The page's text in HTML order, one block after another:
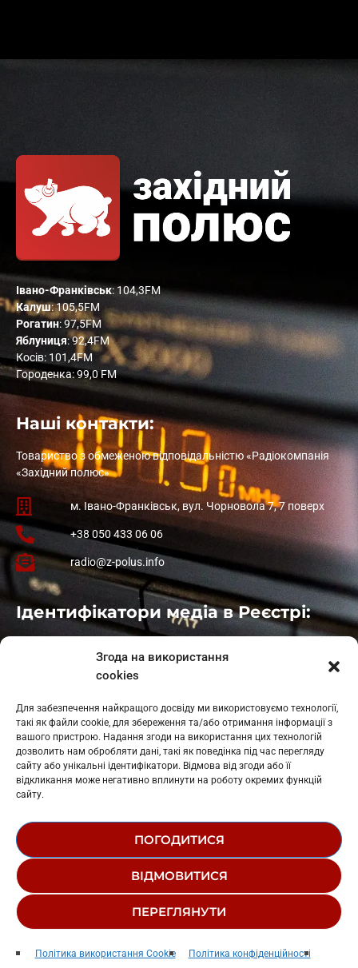
Згода на використання
cookies
Для забезпечення найкращого досвіду ми використовуємо технології,
такі як файли cookie, для збереження та/або отримання інформації з
вашого пристрою. Надання згоди на використання цих технологій
дозволить нам обробляти дані, такі як поведінка під час перегляду
сайту або унікальні ідентифікатори. Відмова від згоди або її
відкликання може негативно вплинути на роботу окремих функцій
сайту.
ПОГОДИТИСЯ
ВІДМОВИТИСЯ
ПЕРЕГЛЯНУТИ
Політика використання Cookie Політика конфіденційності
play_arrow
Івано-Франківськ: 104,3FM
Калуш: 105,5FM
Рогатин: 97,5FM
Яблуниця: 92,4FM
Косів: 101,4FM
Городенка: 99,0 FM
Наші контакти:
Товариство з обмеженою відповідальністю «Радіокомпанія
«Західний полюс»
м. Івано-Франківськ, вул. Чорновола 7, 7 поверх
+38 050 433 06 06
radio@z-polus.info
Ідентифікатори медіа в Реєстрі:
: L11-01410
: L11-01801
Косів: L11-01805
Гарасимів: L11-02274
© 1995-2026 РК «ЗАХІДНИЙ ПОЛЮС»
РЕДАКЦІЙНИЙ СТАТУТ
СТРУКТУРА ВЛАСНОСТІ